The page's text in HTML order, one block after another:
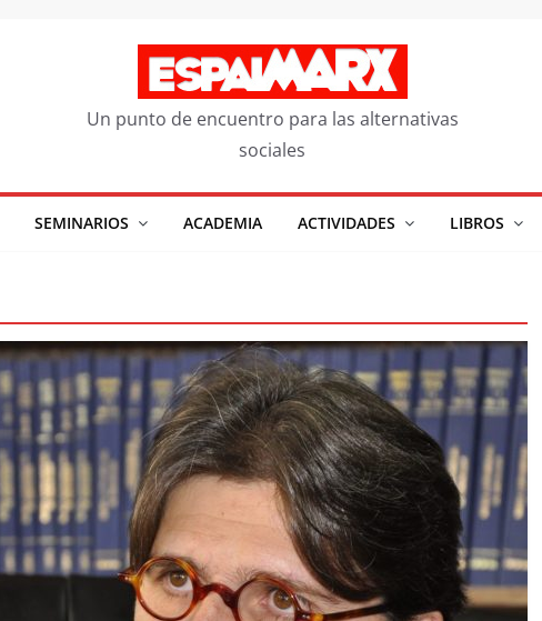
Un punto de encuentro para las alternativas
sociales
SEMINARIOS ACADEMIA ACTIVIDADES LIBROS